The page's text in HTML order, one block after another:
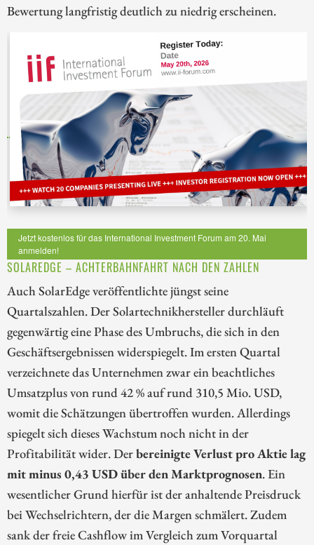
Bewertung langfristig deutlich zu niedrig erscheinen.
Jetzt kostenlos für das International Investment Forum am 20. Mai
anmelden!
SOLAREDGE – ACHTERBAHNFAHRT NACH DEN ZAHLEN
Auch SolarEdge veröffentlichte jüngst seine
Quartalszahlen. Der Solartechnikhersteller durchläuft
gegenwärtig eine Phase des Umbruchs, die sich in den
Geschäftsergebnissen widerspiegelt. Im ersten Quartal
verzeichnete das Unternehmen zwar ein beachtliches
Umsatzplus von rund 42 % auf rund 310,5 Mio. USD,
womit die Schätzungen übertroffen wurden. Allerdings
spiegelt sich dieses Wachstum noch nicht in der
Profitabilität wider. Derbereinigte Verlust pro Aktie lag
mit minus 0,43 USD über den Marktprognosen. Ein
wesentlicher Grund hierfür ist der anhaltende Preisdruck
bei Wechselrichtern, der die Margen schmälert. Zudem
sank der freie Cashflow im Vergleich zum Vorquartal